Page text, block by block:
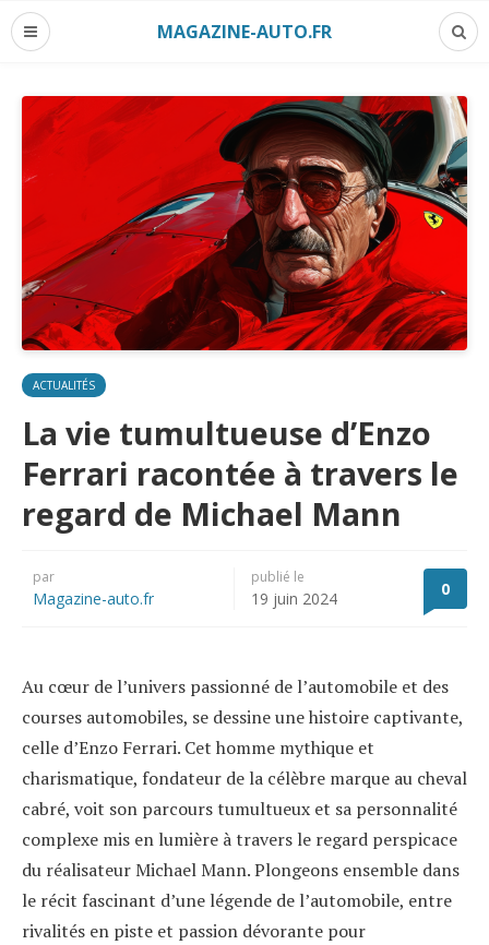
MAGAZINE-AUTO.FR
ACTUALITÉS
La vie tumultueuse d’Enzo
Ferrari racontée à travers le
regard de Michael Mann
par
Magazine-auto.fr
publié le
19 juin 2024 0
Au cœur de l’univers passionné de l’automobile et des
courses automobiles, se dessine une histoire captivante,
celle d’Enzo Ferrari. Cet homme mythique et
charismatique, fondateur de la célèbre marque au cheval
cabré, voit son parcours tumultueux et sa personnalité
complexe mis en lumière à travers le regard perspicace
du réalisateur Michael Mann. Plongeons ensemble dans
le récit fascinant d’une légende de l’automobile, entre
rivalités en piste et passion dévorante pour